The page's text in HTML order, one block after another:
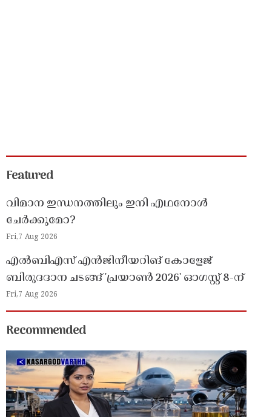
Featured
വിമാന ഇന്ധനത്തിലും ഇനി എഥനോൾ
ചേർക്കുമോ?
Fri,7 Aug 2026
എൽബിഎസ് എൻജിനീയറിങ് കോളേജ്
ബിരുദദാന ചടങ്ങ് 'പ്രയാൺ 2026' ഓഗസ്റ്റ് 8-ന്
Fri,7 Aug 2026
Recommended